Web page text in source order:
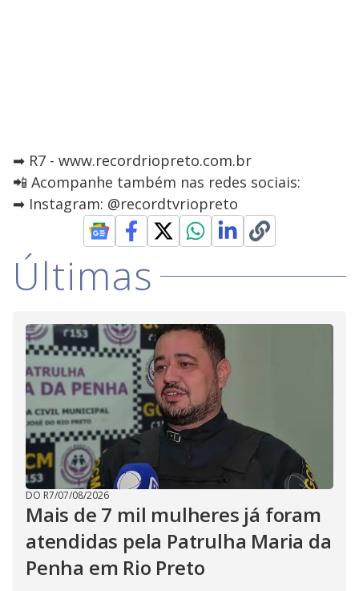
➡ R7 - www.recordriopreto.com.br
📲 Acompanhe também nas redes sociais:
➡ Instagram: @recordtvriopreto
Últimas
DO R7/07/08/2026
Mais de 7 mil mulheres já foram
atendidas pela Patrulha Maria da
Penha em Rio Preto